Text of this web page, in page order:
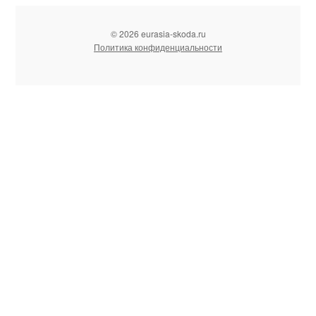
© 2026 eurasia-skoda.ru
Политика конфиденциальности